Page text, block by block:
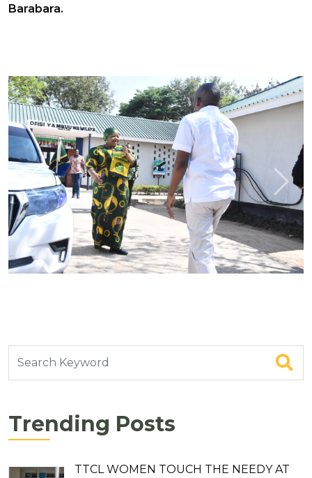
Barabara.
Previous Next
Trending Posts
TTCL WOMEN TOUCH THE NEEDY AT